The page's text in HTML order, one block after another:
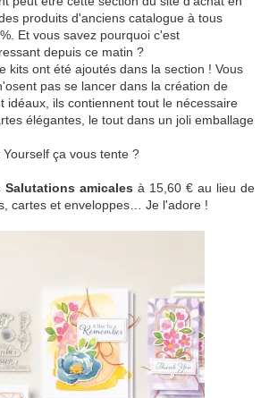
produits d'anciens catalogue à tous
Et vous savez pourquoi c'est
depuis ce matin ?
kits ont été ajoutés dans la section ! Vous
pas se lancer dans la création de
idéaux, ils contiennent tout le nécessaire
élégantes, le tout dans un joli emballage
ça vous tente ?
amicales à 15,60 € au lieu de
cartes et enveloppes… Je l'adore !